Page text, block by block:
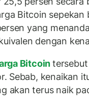
Bitcoin sepekan
yang
dengan
Bitcoin
Sebab, kenaikan
akan terus naik